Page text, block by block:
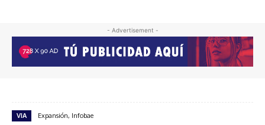
- Advertisement -
VIA Expansión, Infobae